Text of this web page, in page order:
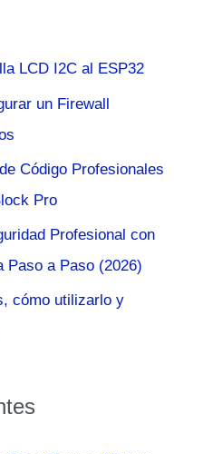
LCD I2C al ESP32
un Firewall
Código Profesionales
Pro
Profesional con
Paso a Paso (2026)
cómo utilizarlo y